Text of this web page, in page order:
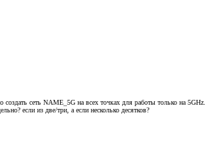
сеть NAME_5G на всех точках для работы только на 5GHz.,
если из две/три, а если несколько десятков?